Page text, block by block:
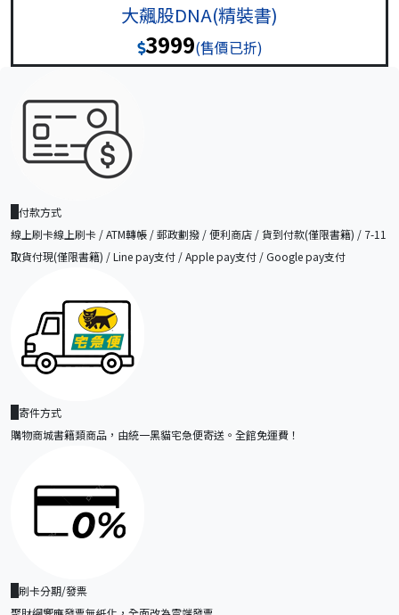
大飆股DNA(精裝書)
3999(售價已折)
付款方式
線上刷卡線上刷卡 / ATM轉帳 / 郵政劃撥 / 便利商店 / 貨到付款(僅限書籍) / 7-11
取貨付現(僅限書籍) / Line pay支付 / Apple pay支付 / Google pay支付
寄件方式
購物商城書籍類商品，由統一黑貓宅急便寄送。全館免運費！
刷卡分期/發票